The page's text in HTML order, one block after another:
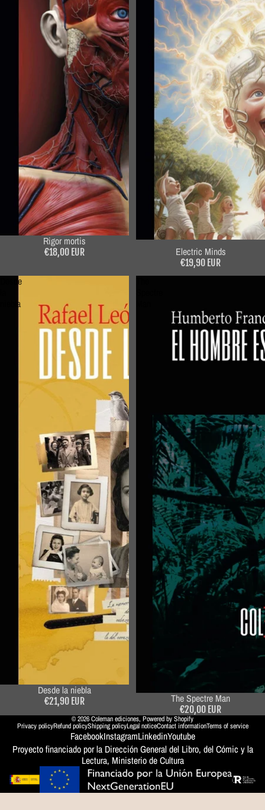
Rigor mortis
€18,00 EUR Electric Minds
€19,90 EUR
Desde
niebla
Desde la niebla
€21,90 EUR The Spectre Man
€20,00 EUR
© 2026Coleman ediciones, Powered by Shopify
Privacy policyRefund policyShipping policyLegal noticeContact informationTerms of service
FacebookInstagramLinkedinYoutube
Proyecto financiado por la Dirección General del Libro, del Cómic y la
Lectura, Ministerio de Cultura